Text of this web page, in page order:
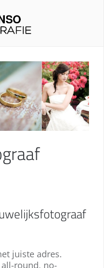
juiste adres.
round, no-